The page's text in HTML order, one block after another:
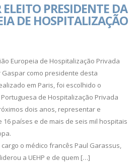
ELEITO PRESIDENTE DA
DE HOSPITALIZAÇÃO
Europeia de Hospitalização Privada
Gaspar como presidente desta
em Paris, foi escolhido o
de Hospitalização Privada
dois anos, representar e
países e de mais de seis mil hospitais
o médico francês Paul Garassus,
a UEHP e de quem […]